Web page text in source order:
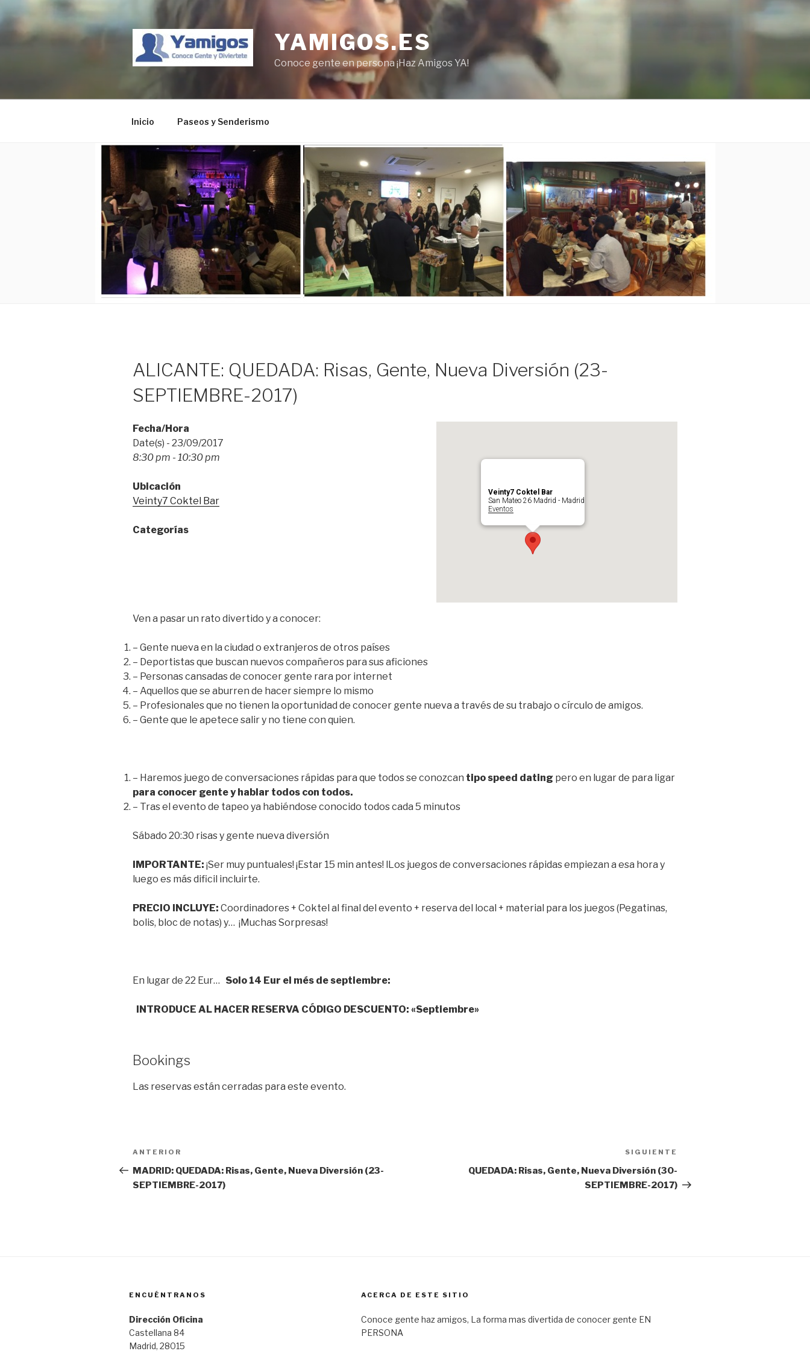
al
contenido
YAMIGOS.ES
Conoce gente en persona ¡Haz Amigos YA!
Inicio Paseos y Senderismo
ALICANTE: QUEDADA: Risas, Gente, Nueva Diversión (23-
SEPTIEMBRE-2017)
Veinty7 Coktel Bar
San Mateo 26 Madrid - Madrid
Eventos
Fecha/Hora
Date(s) - 23/09/2017
8:30 pm - 10:30 pm
Ubicación
Veinty7 Coktel Bar
Categorías
Ven a pasar un rato divertido y a conocer:
– Gente nueva en la ciudad o extranjeros de otros países
– Deportistas que buscan nuevos compañeros para sus aficiones
– Personas cansadas de conocer gente rara por internet
– Aquellos que se aburren de hacer siempre lo mismo
– Profesionales que no tienen la oportunidad de conocer gente nueva a través de su trabajo o círculo de amigos.
– Gente que le apetece salir y no tiene con quien.
– Haremos juego de conversaciones rápidas para que todos se conozcan tipo speed dating pero en lugar de para ligar
para conocer gente y hablar todos con todos.
– Tras el evento de tapeo ya habiéndose conocido todos cada 5 minutos
Sábado 20:30 risas y gente nueva diversión
IMPORTANTE: ¡Ser muy puntuales! ¡Estar 15 min antes! lLos juegos de conversaciones rápidas empiezan a esa hora y
luego es más dificil incluirte.
PRECIO INCLUYE: Coordinadores + Coktel al final del evento + reserva del local + material para los juegos (Pegatinas,
bolis, bloc de notas) y… ¡Muchas Sorpresas!
En lugar de 22 Eur… Solo 14 Eur el més de septiembre:
INTRODUCE AL HACER RESERVA CÓDIGO DESCUENTO: «Septiembre»
Bookings
Las reservas están cerradas para este evento.
Navegación
de
entradas
Entrada
anterior:
ANTERIOR
MADRID: QUEDADA: Risas, Gente, Nueva Diversión (23-
SEPTIEMBRE-2017)
SIGUIENTE
QUEDADA: Risas, Gente, Nueva Diversión (30-
SEPTIEMBRE-2017)
ENCUÉNTRANOS
Dirección Oficina
Castellana 84
Madrid, 28015
ACERCA DE ESTE SITIO
Conoce gente haz amigos, La forma mas divertida de conocer gente EN
PERSONA